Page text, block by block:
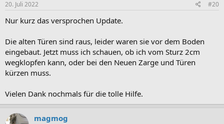
20. Juli 2022 #20
Nur kurz das versprochen Update.
Die alten Türen sind raus, leider waren sie vor dem Boden
eingebaut. Jetzt muss ich schauen, ob ich vom Sturz 2cm
wegklopfen kann, oder bei den Neuen Zarge und Türen
kürzen muss.
Vielen Dank nochmals für die tolle Hilfe.
magmog